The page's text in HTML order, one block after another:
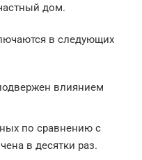
дом.
в следующих
влиянием
по сравнению с
в десятки раз.